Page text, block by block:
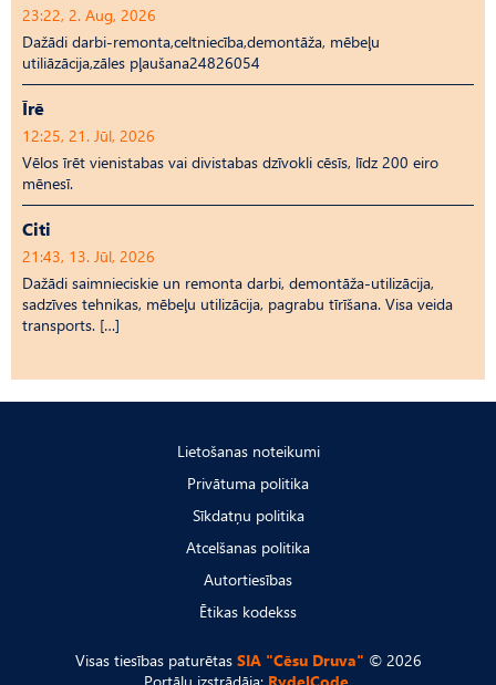
23:22, 2. Aug, 2026
Dažādi darbi-remonta,celtniecība,demontāža, mēbeļu
utiliāzācija,zāles pļaušana24826054
Īrē
12:25, 21. Jūl, 2026
Vēlos īrēt vienistabas vai divistabas dzīvokli cēsīs, līdz 200 eiro
mēnesī.
Citi
21:43, 13. Jūl, 2026
Dažādi saimnieciskie un remonta darbi, demontāža-utilizācija,
sadzīves tehnikas, mēbeļu utilizācija, pagrabu tīrīšana. Visa veida
transports. […]
Lietošanas noteikumi
Privātuma politika
Sīkdatņu politika
Atcelšanas politika
Autortiesības
Ētikas kodekss
Visas tiesības paturētas SIA "Cēsu Druva" © 2026